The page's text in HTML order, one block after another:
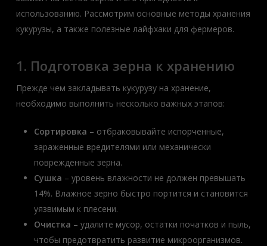
использованию. Рассмотрим основные методы хранения
кукурузы, а также полезные лайфхаки для фермеров.
1. Подготовка зерна к хранению
Прежде чем закладывать кукурузу на хранение,
необходимо выполнить несколько важных этапов:
Сортировка – отбраковывайте испорченные,
зараженные вредителями или механически
поврежденные зерна.
Сушка – уровень влажности не должен превышать
14%. Влажное зерно быстро портится и становится
уязвимым к плесени.
Очистка – удалите мусор, остатки початков и пыль,
чтобы предотвратить развитие микроорганизмов.